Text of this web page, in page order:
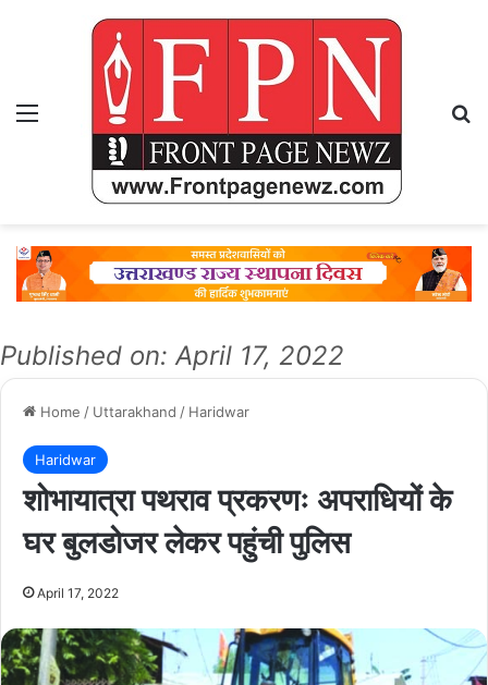
Menu
Published on: April 17, 2022
Home / Uttarakhand / Haridwar
Haridwar
शोभायात्रा पथराव प्रकरणः अपराधियों के
घर बुलडोजर लेकर पहुंची पुलिस
April 17, 2022